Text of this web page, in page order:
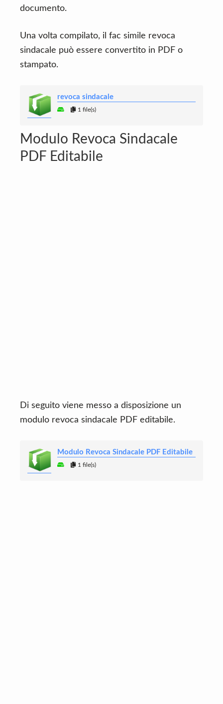
documento.
Una volta compilato, il fac simile revoca
sindacale può essere convertito in PDF o
stampato.
revoca sindacale
1 file(s)
Modulo Revoca Sindacale
PDF Editabile
Di seguito viene messo a disposizione un
modulo revoca sindacale PDF editabile.
Modulo Revoca Sindacale PDF Editabile
1 file(s)